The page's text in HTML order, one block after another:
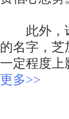
此外，诺
的名字，芝
一定程度上
更多>>